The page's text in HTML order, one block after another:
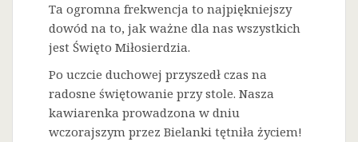
Ta ogromna frekwencja to najpiękniejszy
dowód na to, jak ważne dla nas wszystkich
jest Święto Miłosierdzia.
Po uczcie duchowej przyszedł czas na
radosne świętowanie przy stole. Nasza
kawiarenka prowadzona w dniu
wczorajszym przez Bielanki tętniła życiem!